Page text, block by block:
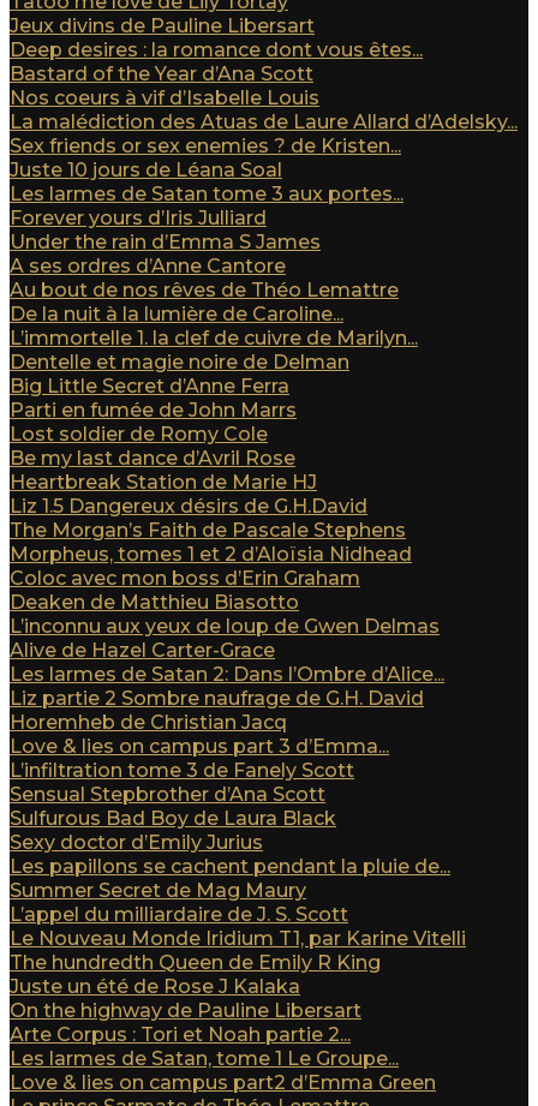
Jeux divins de Pauline Libersart
Deep desires : la romance dont vous êtes...
Bastard of the Year d’Ana Scott
Nos coeurs à vif d’Isabelle Louis
La malédiction des Atuas de Laure Allard d’Adelsky...
Sex friends or sex enemies ? de Kristen...
Juste 10 jours de Léana Soal
Les larmes de Satan tome 3 aux portes...
Forever yours d’Iris Julliard
Under the rain d’Emma S James
A ses ordres d’Anne Cantore
Au bout de nos rêves de Théo Lemattre
De la nuit à la lumière de Caroline...
L’immortelle 1. la clef de cuivre de Marilyn...
Dentelle et magie noire de Delman
Big Little Secret d’Anne Ferra
Parti en fumée de John Marrs
Lost soldier de Romy Cole
Be my last dance d’Avril Rose
Heartbreak Station de Marie HJ
Liz 1.5 Dangereux désirs de G.H.David
The Morgan’s Faith de Pascale Stephens
Morpheus, tomes 1 et 2 d’Aloïsia Nidhead
Coloc avec mon boss d’Erin Graham
Deaken de Matthieu Biasotto
L’inconnu aux yeux de loup de Gwen Delmas
Alive de Hazel Carter-Grace
Les larmes de Satan 2: Dans l’Ombre d’Alice...
Liz partie 2 Sombre naufrage de G.H. David
Horemheb de Christian Jacq
Love & lies on campus part 3 d’Emma...
L’infiltration tome 3 de Fanely Scott
Sensual Stepbrother d’Ana Scott
Sulfurous Bad Boy de Laura Black
Sexy doctor d’Emily Jurius
Les papillons se cachent pendant la pluie de...
Summer Secret de Mag Maury
L’appel du milliardaire de J. S. Scott
Le Nouveau Monde Iridium T1, par Karine Vitelli
The hundredth Queen de Emily R King
Juste un été de Rose J Kalaka
On the highway de Pauline Libersart
Arte Corpus : Tori et Noah partie 2...
Les larmes de Satan, tome 1 Le Groupe...
Love & lies on campus part2 d’Emma Green